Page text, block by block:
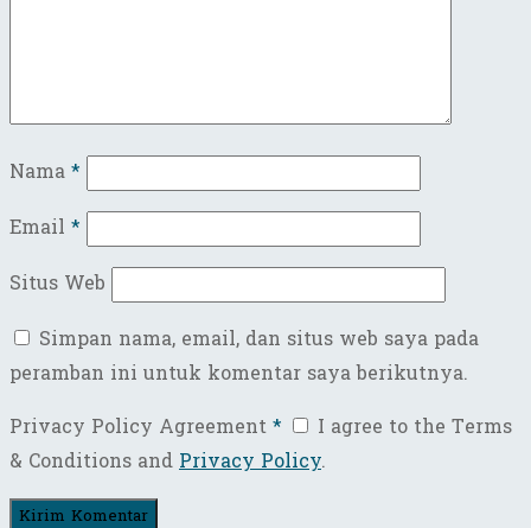
Nama*
Email *
Situs Web
Simpan nama, email, dan situs web saya pada
peramban ini untuk komentar saya berikutnya.
Privacy Policy Agreement*
I agree to the Terms
& Conditions andPrivacy Policy.